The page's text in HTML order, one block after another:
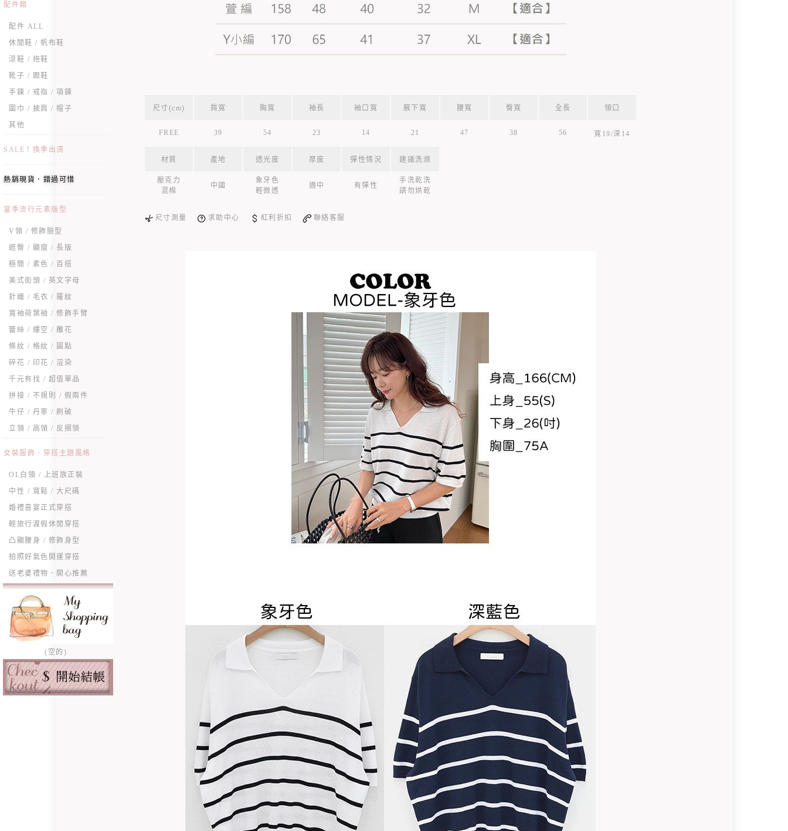
配件類
配件 ALL
休閒鞋 / 帆布鞋
涼鞋 / 拖鞋
靴子 / 跟鞋
手鍊 / 戒指 / 項鍊
圍巾 / 披肩 / 帽子
其他
SALE！換季出清
熱銷現貨．錯過可惜
當季流行元素版型
V領 / 修飾臉型
遮臀 / 顯瘦 / 長版
極簡 / 素色 / 百搭
美式街頭 / 英文字母
針織 / 毛衣 / 羅紋
寬袖荷葉袖 / 修飾手臂
蕾絲 / 縷空 / 雕花
條紋 / 格紋 / 圓點
碎花 / 印花 / 渲染
千元有找 / 超值單品
拼接 / 不規則 / 假兩件
牛仔 / 丹寧 / 刷破
立領 / 高領 / 反摺領
女裝服飾．穿搭主題風格
OL白領 / 上班族正裝
中性 / 寬鬆 / 大尺碼
婚禮喜宴正式穿搭
輕旅行渡假休閒穿搭
凸顯腰身 / 修飾身型
拍照好氣色開運穿搭
送老婆禮物．開心推薦
(空的)
尺寸(cm) 肩寬 胸寬 袖長 袖口寬 腋下寬 腰寬 臀寬 全長 領口
FREE 39 54 23 14 21 47 38 56 寬19/深14
材質 產地 透光度 厚度 彈性情況 建議洗滌
壓克力
混棉
中國
象牙色
輕微透
適中 有彈性
手洗乾洗
請勿烘乾
尺寸測量 求助中心 紅利折扣 聯絡客服